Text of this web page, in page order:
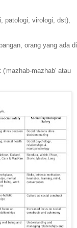
patologi, virologi, dst),
orang yang ada di
mazhab' atau